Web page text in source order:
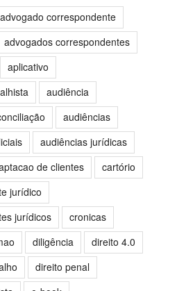
advogado correspondente
advogados correspondentes
aplicativo
audiência
audiências
audiências jurídicas
de clientes
cartório
jurídico
jurídicos
cronicas
diligência
direito 4.0
direito penal